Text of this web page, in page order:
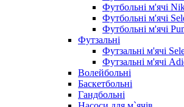
Футбольні м'ячі
Футбольні м'ячі
Футбольні м'ячі
Футзальні
Футзальні м'ячі
Футзальні м'ячі
Волейбольні
Баскетбольні
Гандбольні